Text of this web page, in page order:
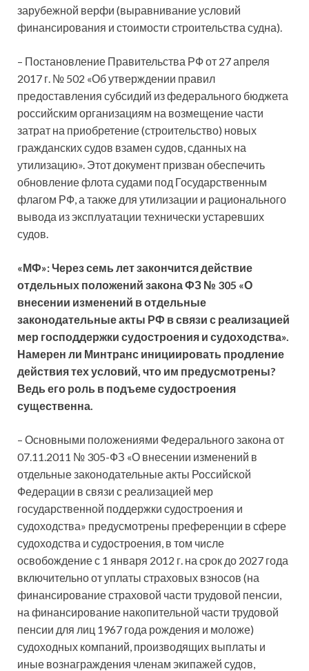
зарубежной верфи (выравнивание условий
финансирования и стоимости строительства судна).
– Постановление Правительства РФ от 27 апреля
2017 г. № 502 «Об утверждении правил
предоставления субсидий из федерального бюджета
российским организациям на возмещение части
затрат на приобретение (строительство) новых
гражданских судов взамен судов, сданных на
утилизацию». Этот документ призван обеспечить
обновление флота судами под Государственным
флагом РФ, а также для утилизации и рационального
вывода из эксплуатации технически устаревших
судов.
«МФ»: Через семь лет закончится действие
отдельных положений закона ФЗ № 305 «О
внесении изменений в отдельные
законодательные акты РФ в связи с реализацией
мер господдержки судостроения и судоходства».
Намерен ли Минтранс инициировать продление
действия тех условий, что им предусмотрены?
Ведь его роль в подъеме судостроения
существенна.
– Основными положениями Федерального закона от
07.11.2011 № 305-ФЗ «О внесении изменений в
отдельные законодательные акты Российской
Федерации в связи с реализацией мер
государственной поддержки судостроения и
судоходства» предусмотрены преференции в сфере
судоходства и судостроения, в том числе
освобождение с 1 января 2012 г. на срок до 2027 года
включительно от уплаты страховых взносов (на
финансирование страховой части трудовой пенсии,
на финансирование накопительной части трудовой
пенсии для лиц 1967 года рождения и моложе)
судоходных компаний, производящих выплаты и
иные вознаграждения членам экипажей судов,